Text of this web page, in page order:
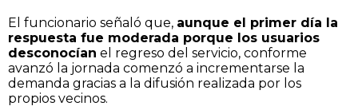
El funcionario señaló que, aunque el primer día la
respuesta fue moderada porque los usuarios
desconocían el regreso del servicio, conforme
avanzó la jornada comenzó a incrementarse la
demanda gracias a la difusión realizada por los
propios vecinos.